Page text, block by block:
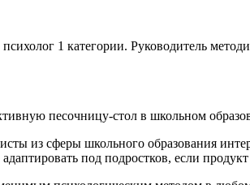
1 категории. Руководитель
песочницу-стол в школьном
из сферы школьного образования
под подростков, если